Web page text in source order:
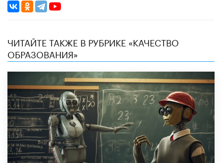
ЧИТАЙТЕ ТАКЖЕ В РУБРИКЕ «КАЧЕСТВО
ОБРАЗОВАНИЯ»